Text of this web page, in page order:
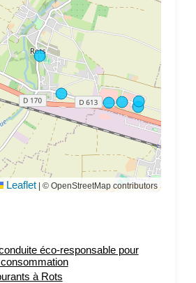
Leaflet | © OpenStreetMap contributors
éco-responsable pour
à Rots